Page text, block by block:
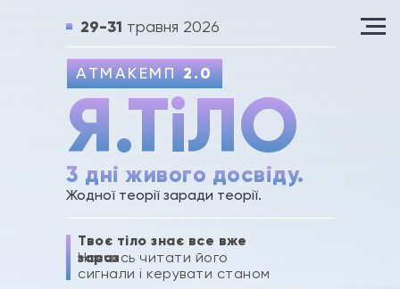
Навчись читати його
сигнали і керувати станом
Твоє тіло знає все вже
зараз
3 дні живого досвіду.
29-31 травня 2026
АТМАКЕМП2.0
Я.ТіЛО
Жодної теорії заради теорії.